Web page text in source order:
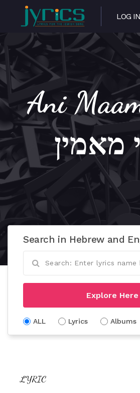
LOG IN
Ani
מאמין
Search in Hebrew and
Explore Here
ALL Lyrics Albums
LYRIC